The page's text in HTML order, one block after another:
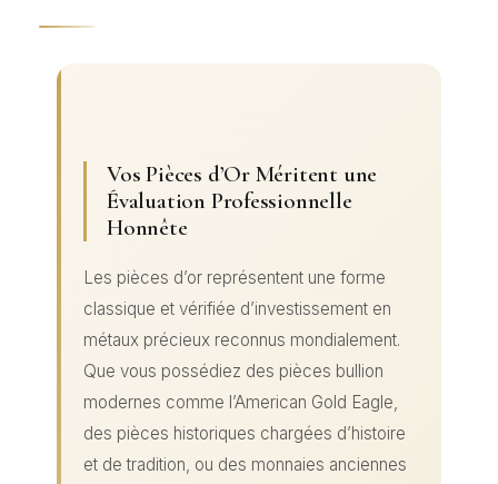
Vos Pièces d’Or Méritent une
Évaluation Professionnelle
Honnête
Les pièces d’or représentent une forme
classique et vérifiée d’investissement en
métaux précieux reconnus mondialement.
Que vous possédiez des pièces bullion
modernes comme l’American Gold Eagle,
des pièces historiques chargées d’histoire
et de tradition, ou des monnaies anciennes